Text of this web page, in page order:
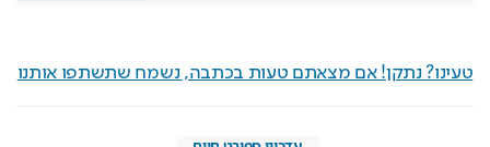
טעינו? נתקן! אם מצאתם טעות בכתבה, נשמח שתשתפו אותנו